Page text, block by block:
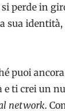
perde in
sua
puoi
e ti crei un
network.